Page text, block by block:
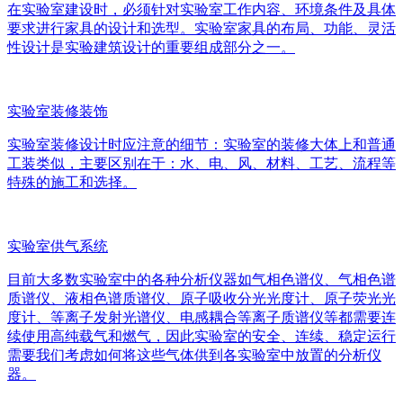
在实验室建设时，必须针对实验室工作内容、环境条件及具体
要求进行家具的设计和选型。实验室家具的布局、功能、灵活
性设计是实验建筑设计的重要组成部分之一。
实验室装修装饰
实验室装修设计时应注意的细节：实验室的装修大体上和普通
工装类似，主要区别在于：水、电、风、材料、工艺、流程等
特殊的施工和选择。
实验室供气系统
目前大多数实验室中的各种分析仪器如气相色谱仪、气相色谱
质谱仪、液相色谱质谱仪、原子吸收分光光度计、原子荧光光
度计、等离子发射光谱仪、电感耦合等离子质谱仪等都需要连
续使用高纯载气和燃气，因此实验室的安全、连续、稳定运行
需要我们考虑如何将这些气体供到各实验室中放置的分析仪
器。